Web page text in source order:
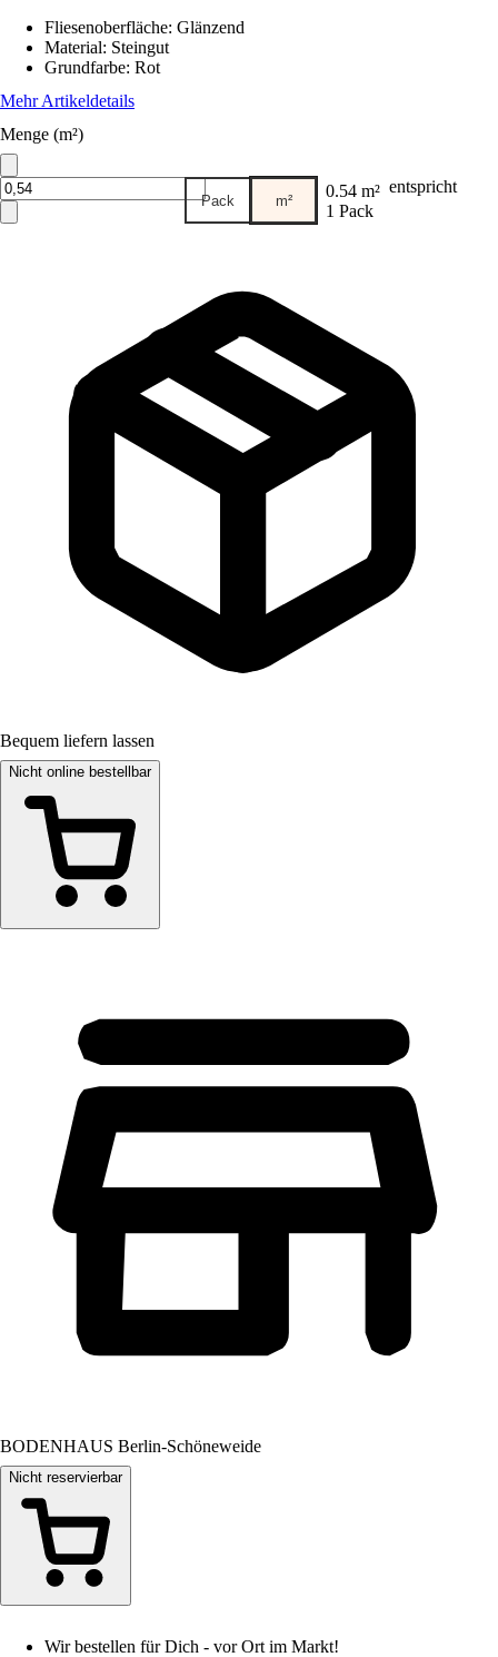
Fliesenoberfläche: Glänzend
Material: Steingut
Grundfarbe: Rot
Mehr Artikeldetails
Menge (m²)
Pack m² 0.54 m² entspricht
1 Pack
Bequem liefern lassen
Nicht online bestellbar
BODENHAUS Berlin-Schöneweide
Nicht reservierbar
Wir bestellen für Dich - vor Ort im Markt!